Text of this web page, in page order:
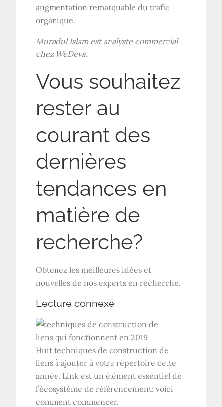
augmentation remarquable du trafic
organique.
Muradul Islam est analyste commercial
chez WeDevs.
Vous souhaitez
rester au
courant des
dernières
tendances en
matière de
recherche?
Obtenez les meilleures idées et
nouvelles de nos experts en recherche.
Lecture connexe
Huit techniques de construction de
liens à ajouter à votre répertoire cette
année. Link est un élément essentiel de
l’écosystème de référencement: voici
comment commencer.